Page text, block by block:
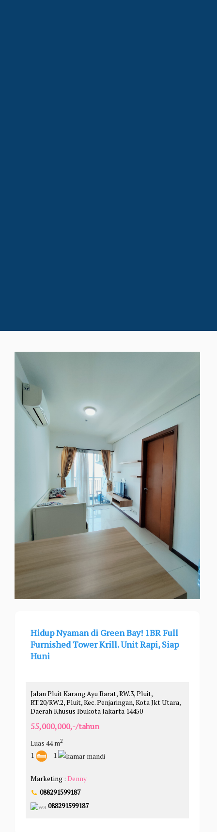
Hidup Nyaman di Green Bay! 1BR Full
Furnished Tower Krill. Unit Rapi, Siap
Huni
Jalan Pluit Karang Ayu Barat, RW.3, Pluit,
RT.20/RW.2, Pluit, Kec. Penjaringan, Kota Jkt Utara,
Daerah Khusus Ibukota Jakarta 14450
55,000,000,-/tahun
Luas 44 m2
1 1
Marketing :Denny
088291599187
088291599187